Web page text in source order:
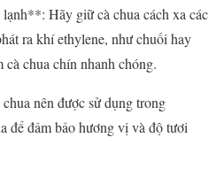
Hãy giữ cà chua cách xa các
ra khí ethylene, như chuối hay
chua chín nhanh chóng.
nên được sử dụng trong
để đảm bảo hương vị và độ tươi